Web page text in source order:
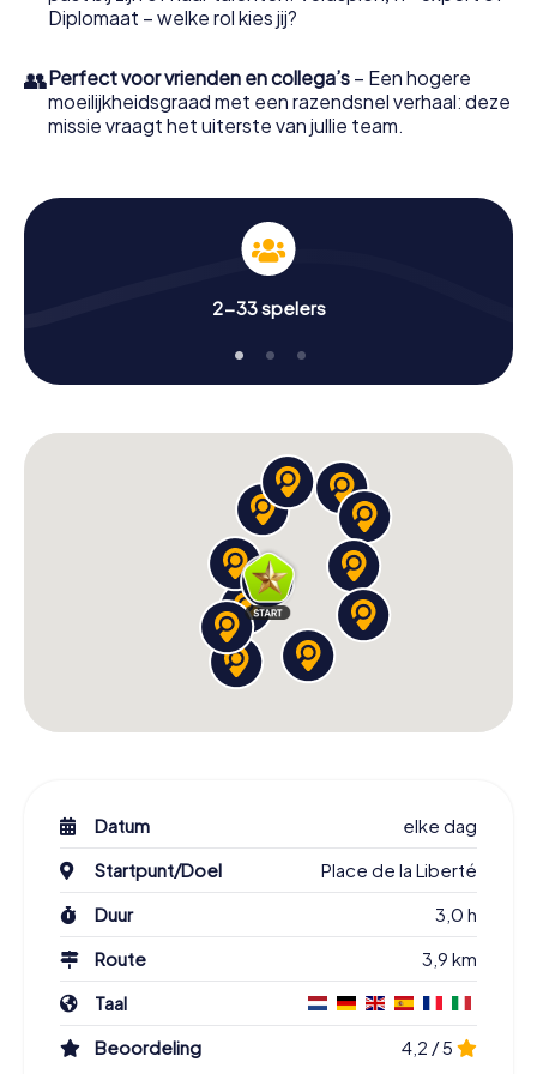
Diplomaat – welke rol kies jij?
👥Perfect voor vrienden en collega’s – Een hogere
moeilijkheidsgraad met een razendsnel verhaal: deze
missie vraagt het uiterste van jullie team.
2-33 spelers
Datum
elke dag
Startpunt/Doel
Place de la Liberté
Duur
3,0 h
Route
3,9 km
Taal
Beoordeling
4,2 / 5